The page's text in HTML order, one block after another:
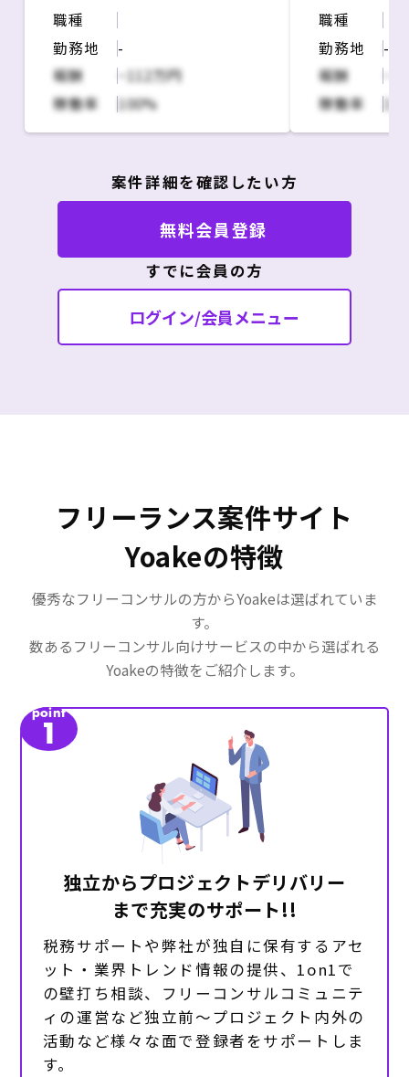
基幹システムはSAPとスクラッ
チで開発したシステムで構成さ
れており、主な役割は以下。
・システムを利用する事業側の
要望/要件ヒアリングなどの前さ
ばき
案などのコンサルティング
・プロジェクトの計画化
ジェクトマネジメントの支援
※ベンダーは資本関係のある企
業で友好的な関係が築かれてい
＜本件に関わることで得られる
チームですが現在進行形で支援
実績がある。丁寧に業務の流れ
など説明いただくことができ、
必要な情報なども十分に提供さ
れる。
職種
勤務地
-
報酬
~112万円
稼働率
100%
・開発要件整
・海外HQ/
ーとの連携
し
・その他進
品質管理レポ
職種
勤務地
-
報酬
稼働率
案件詳細を確認したい方
無料会員登録
すでに会員の方
ログイン/会員メニュー
フリーランス案件サイト
Yoakeの特徴
優秀なフリーコンサルの方からYoakeは選ばれていま
す。
数あるフリーコンサル向けサービスの中から選ばれる
Yoakeの特徴をご紹介します。
point
1
独立からプロジェクトデリバリー
まで充実のサポート!!
税務サポートや弊社が独自に保有するアセ
ット・業界トレンド情報の提供、1on1で
の壁打ち相談、フリーコンサルコミュニテ
ィの運営など独立前～プロジェクト内外の
活動など様々な面で登録者をサポートしま
す。